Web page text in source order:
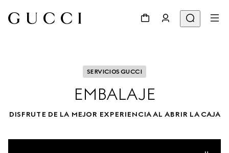
SERVICIOS GUCCI
EMBALAJE
DISFRUTE DE LA MEJOR EXPERIENCIA AL ABRIR LA CAJA